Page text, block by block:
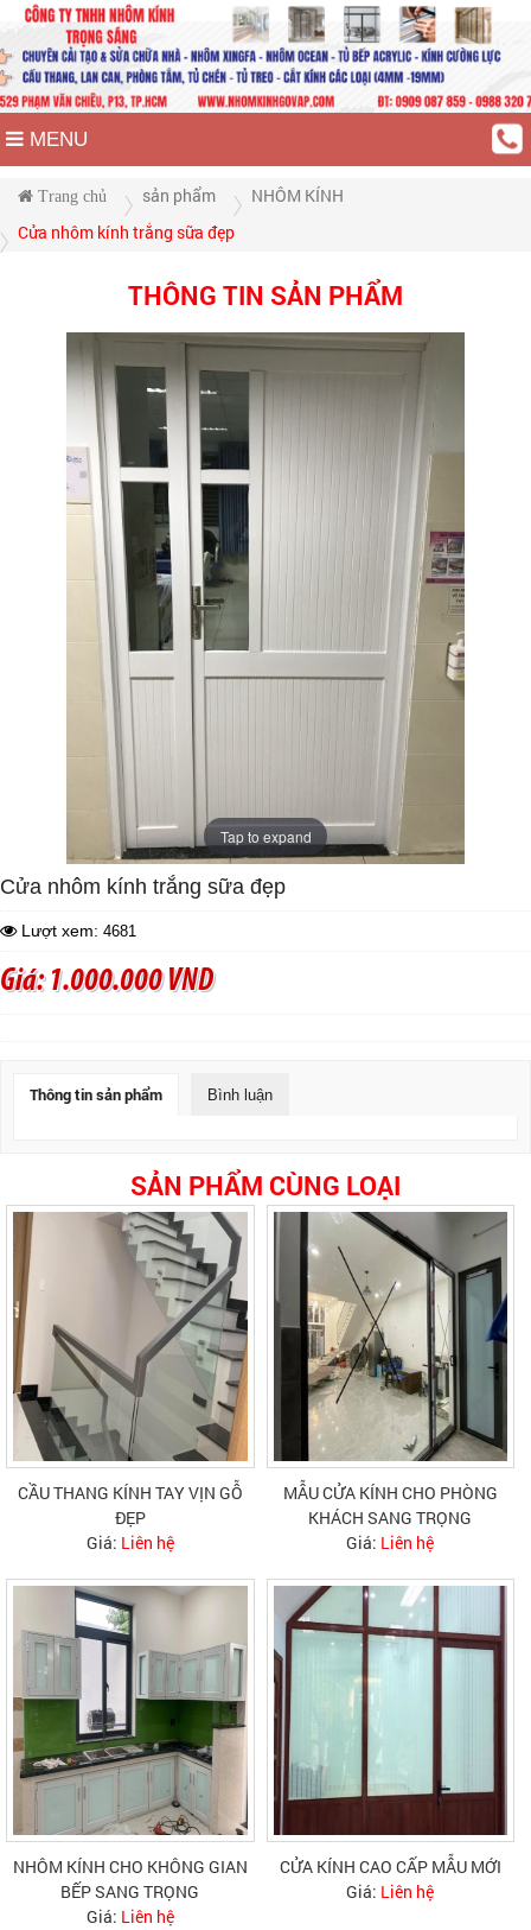
MENU
Trang chủ sản phẩm
NHÔM KÍNH
Cửa nhôm kính trắng sữa đẹp
THÔNG TIN SẢN PHẨM
Tap to expand
Cửa nhôm kính trắng sữa đẹp
Lượt xem: 4681
Giá: 1.000.000 VND
Thông tin sản phẩm Bình luận
SẢN PHẨM CÙNG LOẠI
CẦU THANG KÍNH TAY VỊN GỖ
ĐẸP
Giá: Liên hệ
MẪU CỬA KÍNH CHO PHÒNG
KHÁCH SANG TRỌNG
Giá: Liên hệ
NHÔM KÍNH CHO KHÔNG GIAN
BẾP SANG TRỌNG
Giá: Liên hệ
CỬA KÍNH CAO CẤP MẪU MỚI
Giá: Liên hệ